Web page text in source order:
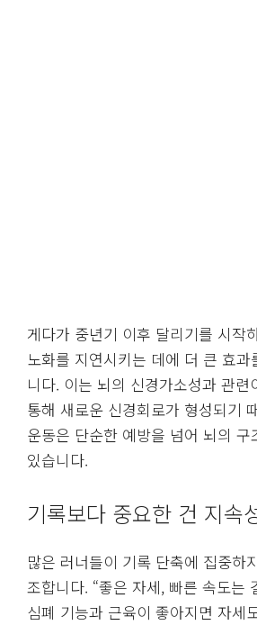
게다가 중년기 이후 달리기를 시작
노화를 지연시키는 데에 더 큰 효
니다. 이는 뇌의 신경가소성과 관련
통해 새로운 신경회로가 형성되기
운동은 단순한 예방을 넘어 뇌의 구
있습니다.
기록보다 중요한 건 지속
많은 러너들이 기록 단축에 집중하
조합니다. “좋은 자세, 빠른 속도는
심폐 기능과 근육이 좋아지면 자세